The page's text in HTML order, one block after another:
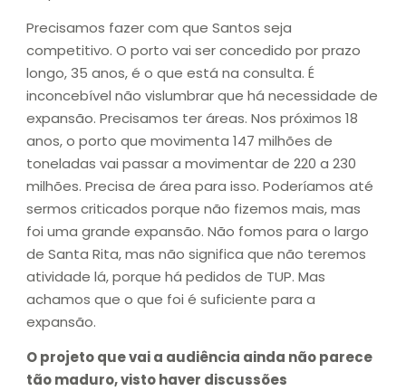
Precisamos fazer com que Santos seja
competitivo. O porto vai ser concedido por prazo
longo, 35 anos, é o que está na consulta. É
inconcebível não vislumbrar que há necessidade de
expansão. Precisamos ter áreas. Nos próximos 18
anos, o porto que movimenta 147 milhões de
toneladas vai passar a movimentar de 220 a 230
milhões. Precisa de área para isso. Poderíamos até
sermos criticados porque não fizemos mais, mas
foi uma grande expansão. Não fomos para o largo
de Santa Rita, mas não significa que não teremos
atividade lá, porque há pedidos de TUP. Mas
achamos que o que foi é suficiente para a
expansão.
O projeto que vai a audiência ainda não parece
tão maduro, visto haver discussões